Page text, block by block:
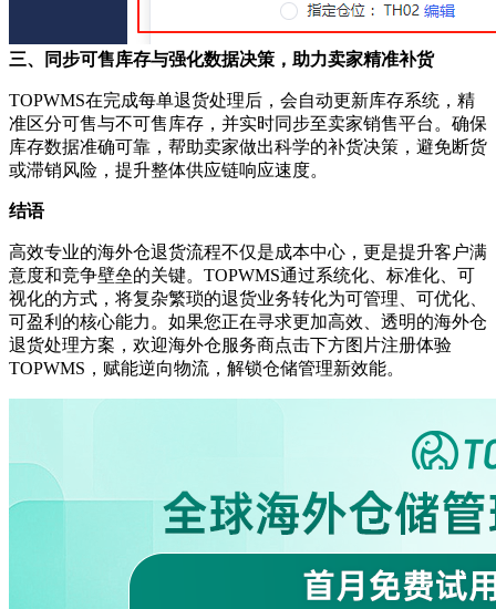
三、同步可售库存与强化数据决策，助力卖家精准补货
TOPWMS在完成每单退货处理后，会自动更新库存系统，精
准区分可售与不可售库存，并实时同步至卖家销售平台。确保
库存数据准确可靠，帮助卖家做出科学的补货决策，避免断货
或滞销风险，提升整体供应链响应速度。
结语
高效专业的海外仓退货流程不仅是成本中心，更是提升客户满
意度和竞争壁垒的关键。 TOPWMS通过系统化、标准化、可
视化的方式，将复杂繁琐的退货业务转化为可管理、可优化、
可盈利的核心能力。如果您正在寻求更加高效、透明的海外仓
退货处理方案，欢迎海外仓服务商点击下方图片注册体验
TOPWMS，赋能逆向物流，解锁仓储管理新效能。